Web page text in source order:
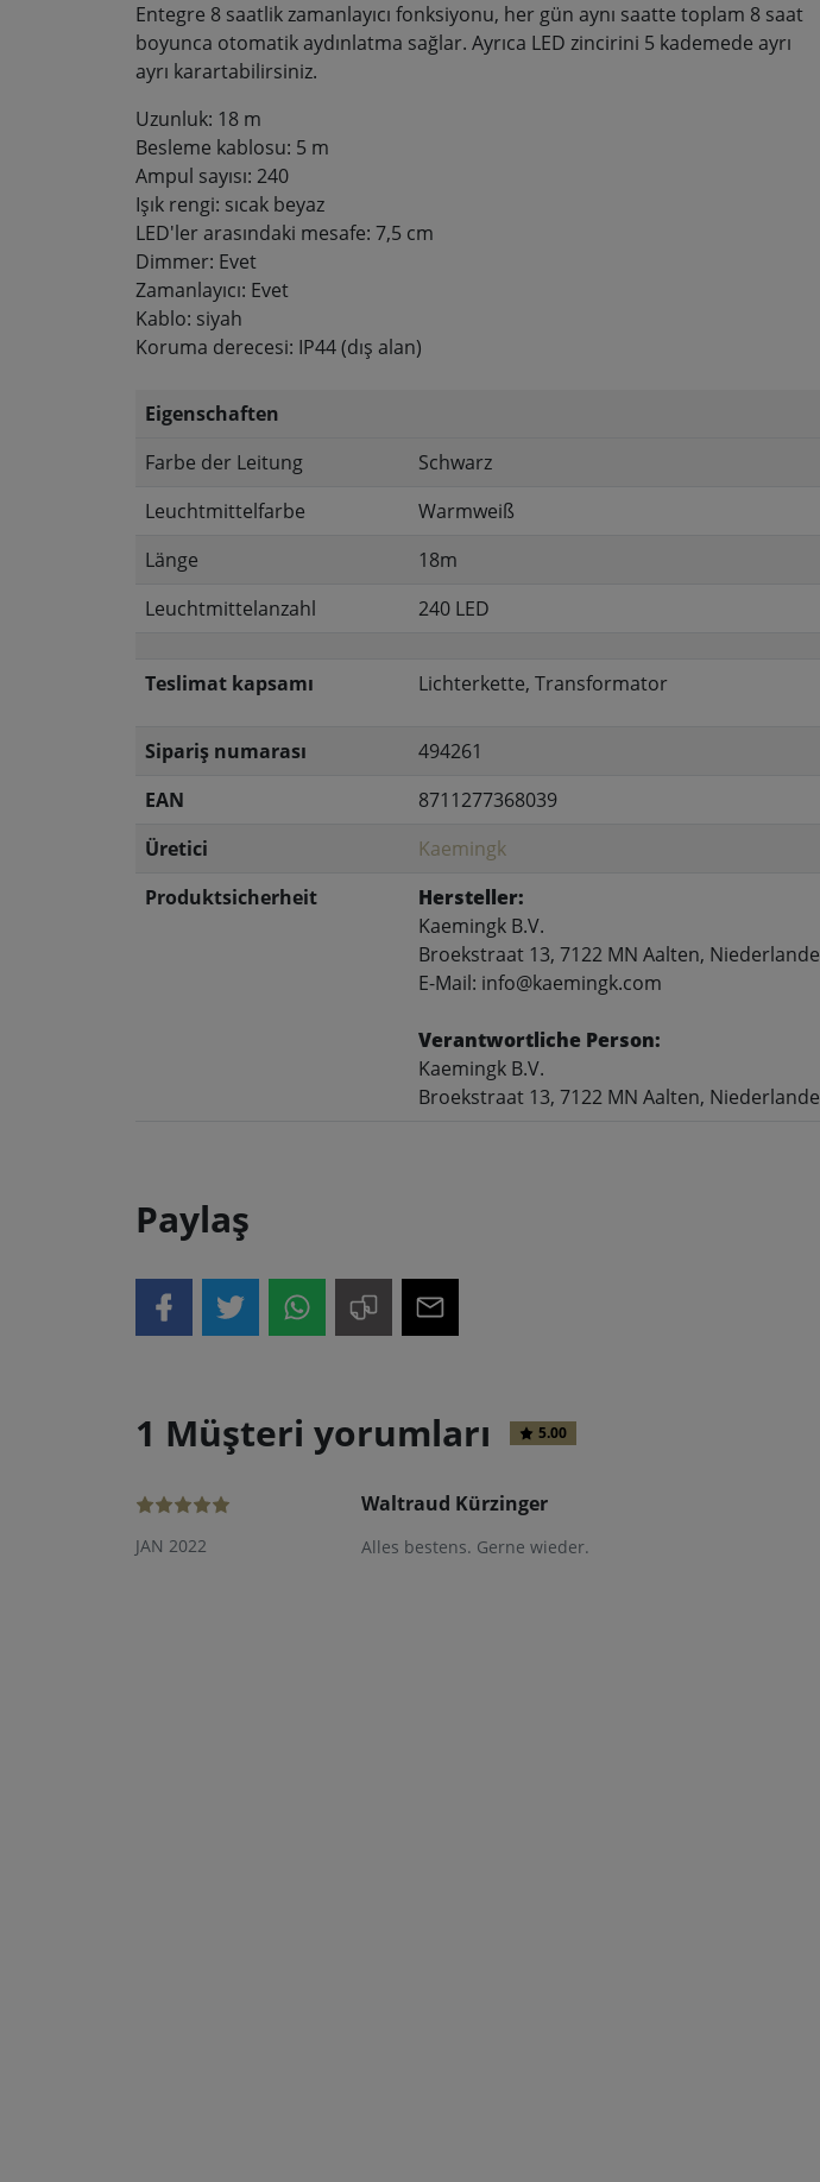
Entegre 8 saatlik zamanlayıcı fonksiyonu, her gün aynı saatte toplam 8 saat
boyunca otomatik aydınlatma sağlar. Ayrıca LED zincirini 5 kademede ayrı
ayrı karartabilirsiniz.
Uzunluk: 18 m
Besleme kablosu: 5 m
Ampul sayısı: 240
Işık rengi: sıcak beyaz
LED'ler arasındaki mesafe: 7,5 cm
Dimmer: Evet
Zamanlayıcı: Evet
Kablo: siyah
Koruma derecesi: IP44 (dış alan)
Eigenschaften
Farbe der Leitung
Schwarz
Leuchtmittelfarbe
Warmweiß
Länge
18m
Leuchtmittelanzahl
240 LED
Teslimat kapsamı Lichterkette, Transformator
Sipariş numarası
494261
EAN
8711277368039
Üretici
Kaemingk
Produktsicherheit
Hersteller:
Kaemingk B.V.
Broekstraat 13, 7122 MN Aalten, Niederlande
E-Mail: info@kaemingk.com
Verantwortliche Person:
Kaemingk B.V.
Broekstraat 13, 7122 MN Aalten, Niederlande
Paylaş
1 Müşteri yorumları 5.00
JAN 2022
Waltraud Kürzinger
Alles bestens. Gerne wieder.